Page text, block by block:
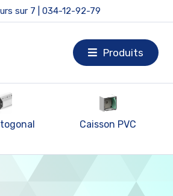
sur 7 | 034-12-92-79
Produits
Caisson PVC